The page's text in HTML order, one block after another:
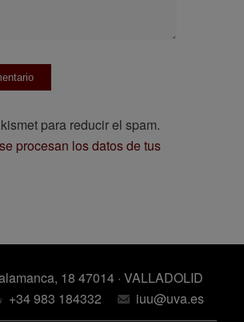
para reducir el spam.
procesan los datos de tus
18 47014 · VALLADOLID
+34 983 184332 iuu@uva.es